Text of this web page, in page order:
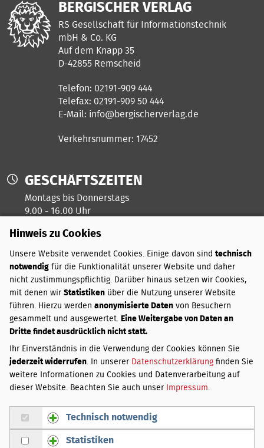
BERGISCHER VERLAG
RS Gesellschaft für Informationstechnik
mbH & Co. KG
Auf dem Knapp 35
D-42855 Remscheid
Telefon: 02191-909 444
Telefax: 02191-909 50 444
E-Mail: info@bergischerverlag.de
Verkehrsnummer: 17452
GESCHÄFTSZEITEN
Montags bis Donnerstags
9.00 - 16.00 Uhr
Freitags ist unser Kreativtag
ZAHLUNGSARTEN
PayPal
Vorkasse
VERSANDKOSTEN
Innerhalb Deutschlands:
Bis 3 kg
3,50 €
Über 3 bis 20 kg
4,50 €
Über 20 bis 31,5 kg 5,50 €
Bei Lieferung außerhalb Deutschlands weichen die
Versandgebühren von den hier genannten ab. Sie werden
Hinweis zu Cookies
Unsere Website verwendet Cookies. Einige davon sind technisch
notwendig für die Funktionalität unserer Website und daher
nicht zustimmungspflichtig. Darüber hinaus setzen wir Cookies,
mit denen wir Statistiken über die Nutzung unserer Website
führen. Hierzu werden anonymisierte Daten von Besuchern
gesammelt und ausgewertet. Eine Weitergabe von Daten an
Dritte findet ausdrücklich nicht statt.
Ihr Einverständnis in die Verwendung der Cookies können Sie
jederzeit widerrufen. In unserer Datenschutzerklärung finden Sie
weitere Informationen zu Cookies und Datenverarbeitung auf
dieser Website. Beachten Sie auch unser Impressum.
Gruppe Technisch notwendig zustimmen
Technisch notwendig
Gruppe Statistiken zustimmen
Statistiken